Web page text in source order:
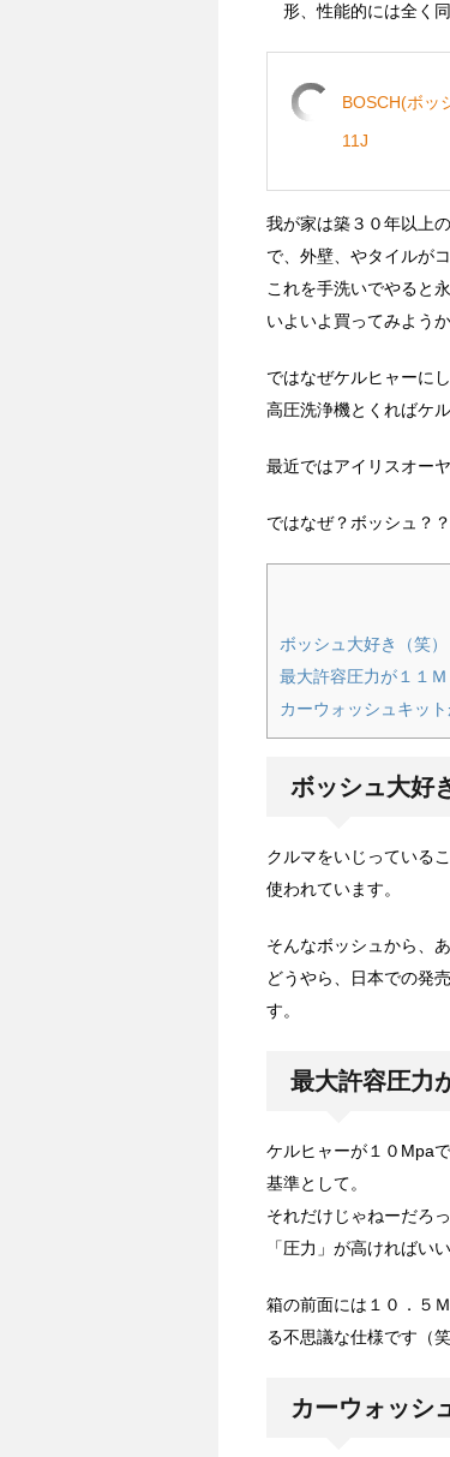
形、性能的には全く同
BOSCH(ボッ
11J
我が家は築３０年以上
で、外壁、やタイルが
これを手洗いでやると
いよいよ買ってみよう
ではなぜケルヒャーに
高圧洗浄機とくればケ
最近ではアイリスオー
ではなぜ？ボッシュ？
ボッシュ大好き（笑）
最大許容圧力が１１
カーウォッシュキット
ボッシュ大好
クルマをいじっている
使われています。
そんなボッシュから、
どうやら、日本での発
す。
最大許容圧力
ケルヒャーが１０Mpa
基準として。
それだけじゃねーだろ
「圧力」が高ければい
箱の前面には１０．５
る不思議な仕様です（笑
カーウォッシ